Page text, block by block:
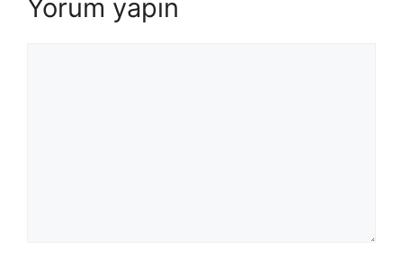
Yorum yapın